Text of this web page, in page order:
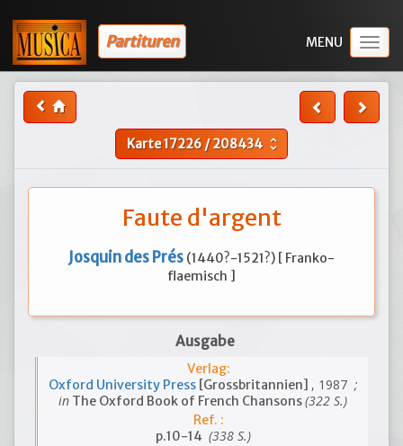
Partituren
Karte17226/208434 unfold_more
Faute d'argent
Josquin des Prés (1440?-1521?) [ Franko-
flaemisch ]
Ausgabe
Verlag:
Oxford University Press [Grossbritannien] , 1987 ;
in The Oxford Book of French Chansons(322 S.)
Ref. :
p.10-14 (338 S.)